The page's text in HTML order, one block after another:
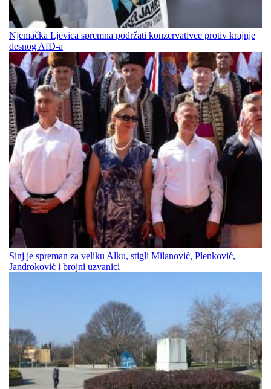
Njemačka Ljevica spremna podržati konzervativce protiv krajnje
desnog AfD-a
Sinj je spreman za veliku Alku, stigli Milanović, Plenković,
Jandroković i brojni uzvanici